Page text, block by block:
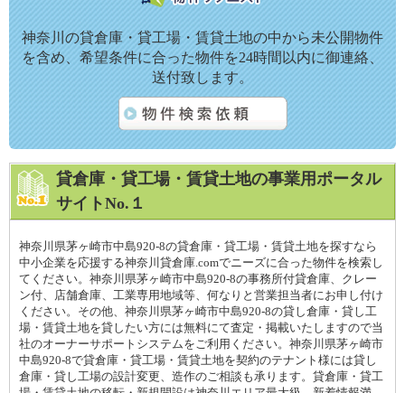
神奈川の貸倉庫・貸工場・賃貸土地の中から未公開物件
を含め、希望条件に合った物件を24時間以内に御連絡、
送付致します。
貸倉庫・貸工場・賃貸土地の事業用ポータル
サイトNo.１
神奈川県茅ヶ崎市中島920-8の貸倉庫・貸工場・賃貸土地を探すなら
中小企業を応援する神奈川貸倉庫.comでニーズに合った物件を検索し
てください。神奈川県茅ヶ崎市中島920-8の事務所付貸倉庫、クレー
ン付、店舗倉庫、工業専用地域等、何なりと営業担当者にお申し付け
ください。その他、神奈川県茅ヶ崎市中島920-8の貸し倉庫・貸し工
場・賃貸土地を貸したい方には無料にて査定・掲載いたしますので当
社のオーナーサポートシステムをご利用ください。神奈川県茅ヶ崎市
中島920-8で貸倉庫・貸工場・賃貸土地を契約のテナント様には貸し
倉庫・貸し工場の設計変更、造作のご相談も承ります。貸倉庫・貸工